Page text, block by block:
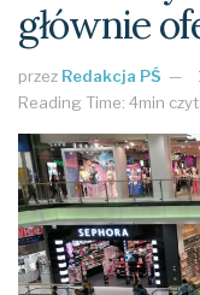
głównie
przez Redakcja PŚ
Reading Time: 4min